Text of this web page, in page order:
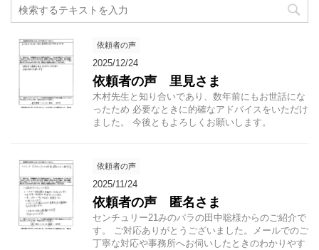
依頼者の声
2025/12/24
依頼者の声 里見さま
木村先生と知り合いであり、数年前にもお世話にな
ったため 必要なときに的確なアドバイスをいただけ
ました。 今後ともよろしくお願いします。
依頼者の声
2025/11/24
依頼者の声 匿名さま
センチュリー21みのパラの田中聡様からのご紹介で
す。 ご対応ありがとうございました。メールでのご
丁寧な対応や事務所へお伺いしたときのわかりやす